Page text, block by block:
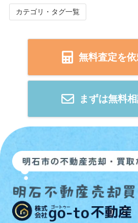
カテゴリ・タグ一覧
無料査定を
まずは無料